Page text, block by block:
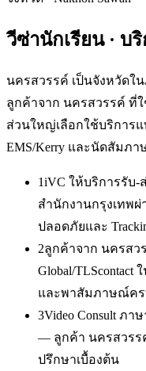
วีซ่านักเรียน· บริ
นครสวรรค์ เป็นจังหวัดใ
ลูกค้าจาก นครสวรรค์ ที่
ส่วนใหญ่เลือกใช้บริการ
EMS/Kerry และนัดสัมภ
1iVC ให้บริการรับ-
สำนักงานกรุงเทพ
ปลอดภัยและ
2ลูกค้าจาก นครสว
Global/
และพาสัมภาษณ์คร
3Video Consult ภา
— ลูกค้า นครสวรร
ปรึกษาเบื้องต้น